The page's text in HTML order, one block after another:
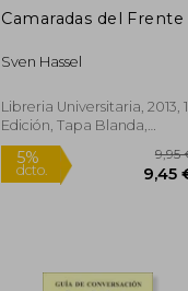
Camaradas del Frente
Sven Hassel
Libreria Universitaria, 2013, 1
Edición, Tapa Blanda,
Nuevo
Rápido